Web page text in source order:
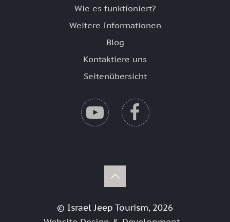
Wie es funktioniert?
Weitere Informationen
Blog
Kontaktiere uns
Seitenübersicht
© Israel Jeep Tourism, 2026